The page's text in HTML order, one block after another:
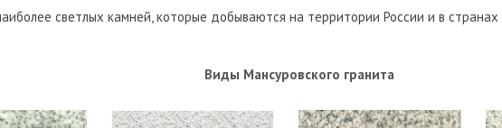
светлых камней, которые добываются на территории России и в странах
Виды Мансуровского гранита